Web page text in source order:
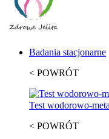
Badania stacjonarne
< POWRÓT
Test wodorowo-
< POWRÓT